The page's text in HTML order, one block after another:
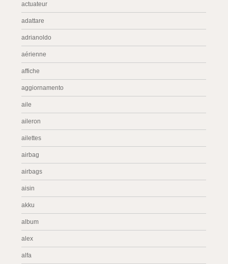
actuateur
adattare
adrianoldo
aérienne
affiche
aggiornamento
aile
aileron
ailettes
airbag
airbags
aisin
akku
album
alex
alfa